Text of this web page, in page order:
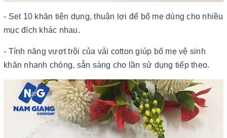
- Set 10 khăn tiện dụng, thuận lợi để bố mẹ dùng cho nhiều
mục đích khác nhau.
- Tính năng vượt trội của vải cotton giúp bố mẹ vệ sinh
khăn nhanh chóng, sẵn sàng cho lần sử dụng tiếp theo.